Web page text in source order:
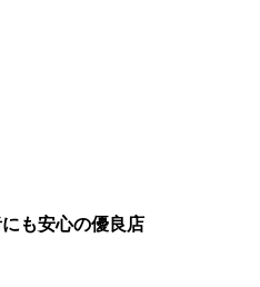
も安心の優良店